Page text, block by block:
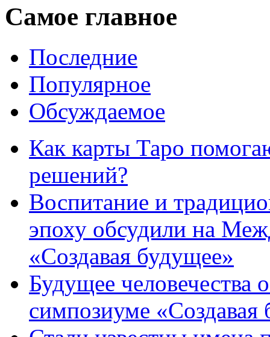
Самое главное
Последние
Популярное
Обсуждаемое
Как карты Таро
решений?
Воспитание и
эпоху обсудили на
«Создавая будущее»
Будущее
симпозиуме «Создавая